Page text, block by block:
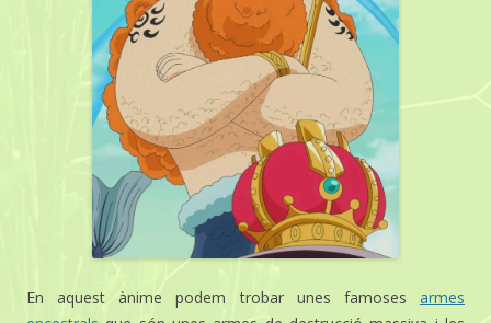
En aquest ànime podem trobar unes famoses armes